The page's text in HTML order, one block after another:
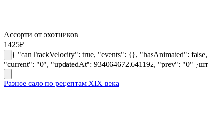
Ассорти от охотников
1425₽
{ "canTrackVelocity": true, "events": {}, "hasAnimated": false,
"current": "0", "updatedAt": 934064672.641192, "prev": "0" }шт
Разное сало по рецептам XIX века